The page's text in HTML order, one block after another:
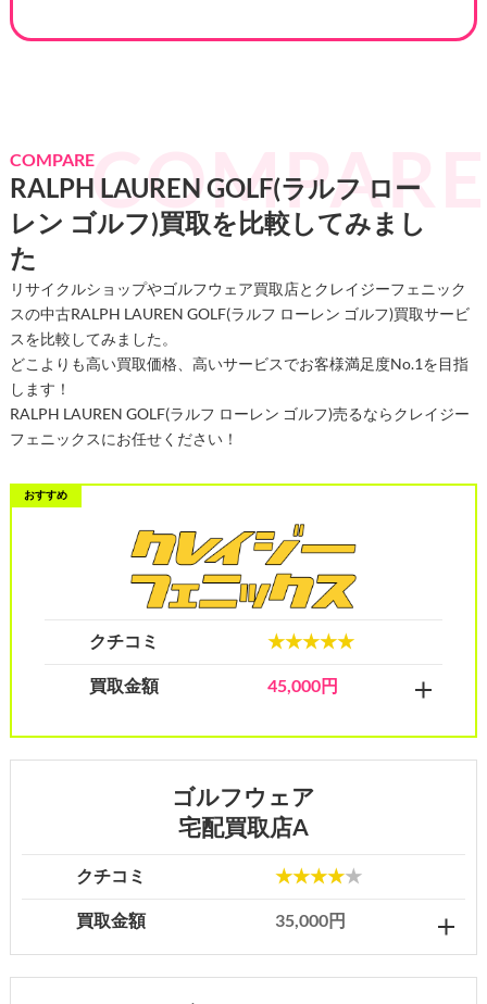
COMPARE
RALPH LAUREN GOLF(ラルフ ロー
レン ゴルフ)買取を比較してみまし
た
リサイクルショップやゴルフウェア買取店とクレイジーフェニック
スの中古RALPH LAUREN GOLF(ラルフ ローレン ゴルフ)買取サービ
スを比較してみました。
どこよりも高い買取価格、高いサービスでお客様満足度No.1を目指
します！
RALPH LAUREN GOLF(ラルフ ローレン ゴルフ)売るならクレイジー
フェニックスにお任せください！
クチコミ ★★★★★
買取金額 45,000円
ゴルフウェア
宅配買取店A
クチコミ ★★★★★
買取金額 35,000円